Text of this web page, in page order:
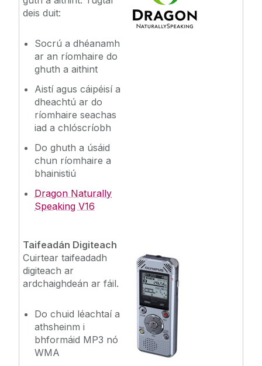
deis duit:
Socrú a dhéanamh
ar an ríomhaire do
ghuth a aithint
Aistí agus cáipéisí a
dheachtú ar do
ríomhaire seachas
iad a chlóscríobh
Do ghuth a úsáid
chun ríomhaire a
bhainistiú
Dragon Naturally
Speaking V16
Taifeadán ‌Digiteach
Cuirtear taifeadadh
digiteach ar
ardchaighdeán ar fáil.
Do chuid léachtaí a
athsheinm i
bhformáid MP3 nó
WMA